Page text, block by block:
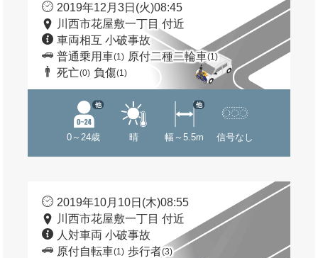
2019年12月3日(火)08:45
川西市花屋敷一丁目 付近
車両相互 小破事故
普通乗用車(1) 原付二種二輪車(1)
死亡(0) 負傷(1)
0～24歳
他
晴 幅～5.5m
他
信号なし
2019年10月10日(木)08:55
川西市花屋敷一丁目 付近
人対車両 小破事故
原付自転車(1) 歩行者(3)